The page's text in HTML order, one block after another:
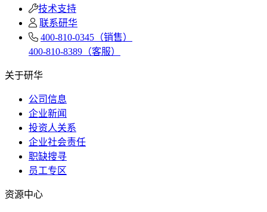
技术支持
联系研华
400-810-0345（销售）
400-810-8389（客服）
关于研华
公司信息
企业新闻
投资人关系
企业社会责任
职缺搜寻
员工专区
资源中心